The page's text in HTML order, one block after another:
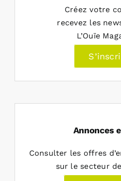
Créez votre
recevez les
L’Ouïe
Annonces
Consulter les offres
sur le secteur